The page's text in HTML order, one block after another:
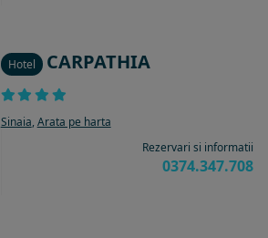
Hotel CARPATHIA
Sinaia, Arata pe harta
Rezervari si informatii
0374.347.708